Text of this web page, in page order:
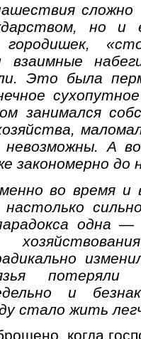
но и
взаимные
Это была
занимался
невозможны. А
закономерно до
во время и
одна —
и
стало жить
когда